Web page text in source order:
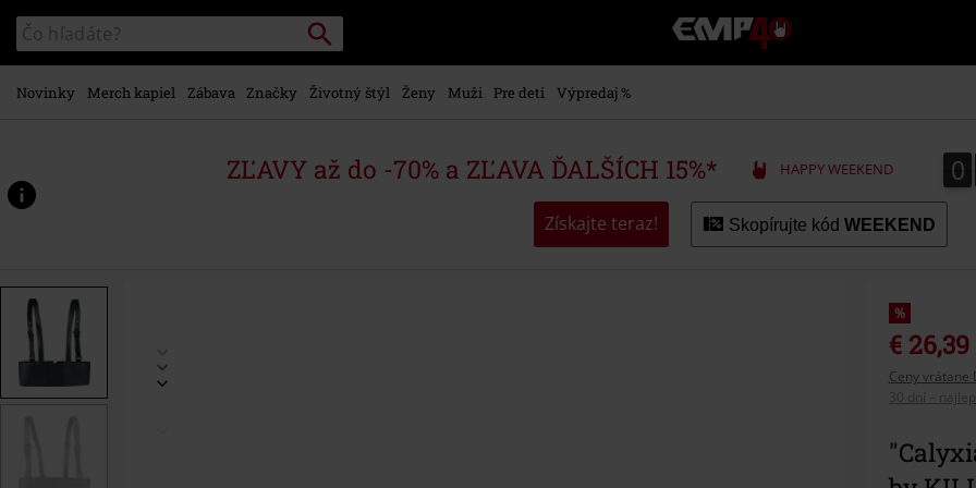
na
hlavný
obsah
Katalóg
vyhľadávania
Vyhľadávanie
EMP
-
Hudba,
Merch
hráčov,
Alternatívna
Novinky Merch kapiel Zábava Značky Životný štýl Ženy Muži Pre deti Výpredaj %
ZĽAVY až do -70% a ZĽAVA ĎALŠÍCH 15%* HAPPY WEEKEND 0
0
Získajte teraz! Skopírujte kód WEEKEND
www.emp-
p/calyxia-
592922.html
%
€ 26,39
Ceny vrátane
30 dní –